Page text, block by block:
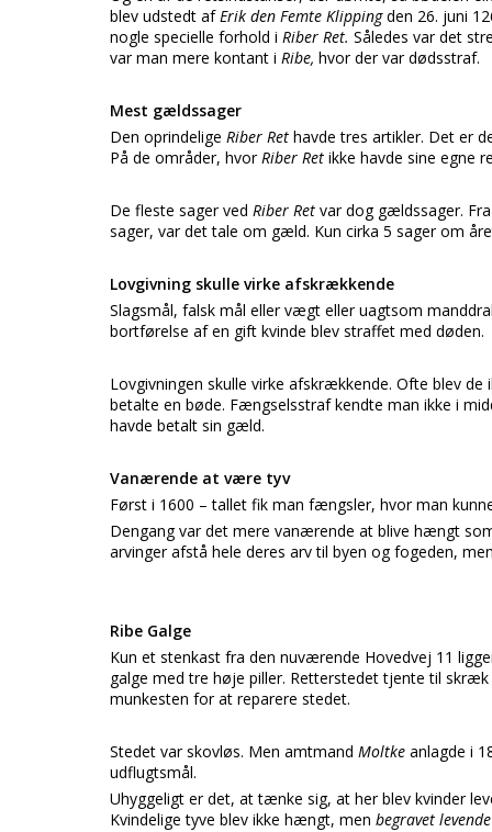
blev udstedt afErik den Femte Klippingden 26. juni
nogle specielle forhold i Riber Ret. Således var det
var man mere kontant i Ribe, hvor der var dødsstraf.
Mest gældssager
Den oprindelige Riber Ret havde tres artikler. Det er
På de områder, hvorRiber Ret ikke havde sine egne
De fleste sager ved Riber Ret var dog gældssager.
sager, var det tale om gæld. Kun cirka 5 sager om
Lovgivning skulle virke afskrækkende
Slagsmål, falsk mål eller vægt eller uagtsom
bortførelse af en gift kvinde blev straffet med døden.
Lovgivningen skulle virke afskrækkende. Ofte blev
betalte en bøde. Fængselsstraf kendte man ikke i
havde betalt sin gæld.
Vanærende at være tyv
Først i 1600 – tallet fik man fængsler, hvor man
Dengang var det mere vanærende at blive hængt
arvinger afstå hele deres arv til byen og fogeden,
Ribe Galge
Kun et stenkast fra den nuværende Hovedvej 11
galge med tre høje piller. Retterstedet tjente til
munkesten for at reparere stedet.
Stedet var skovløs. Men amtmand Moltke anlagde i
udflugtsmål.
Uhyggeligt er det, at tænke sig, at her blev kvinder
Kvindelige tyve blev ikke hængt, men begravet